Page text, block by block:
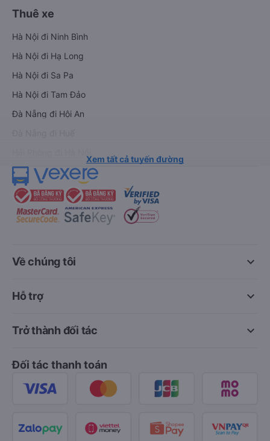
Thuê xe
Hà Nội đi Ninh Bình
Hà Nội đi Hạ Long
Hà Nội đi Sa Pa
Hà Nội đi Tam Đảo
Đà Nẵng đi Hội An
Xem tất cả tuyến đường
keyboard_arrow_down
Về chúng tôi
keyboard_arrow_down
Hỗ trợ
keyboard_arrow_down
Trở thành đối tác
Đối tác thanh toán